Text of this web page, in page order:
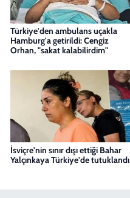
Türkiye'den ambulans uçakla
Hamburg'a getirildi: Cengiz
Orhan, "sakat kalabilirdim"
İsviçre'nin sınır dışı ettiği Bahar
Yalçınkaya Türkiye'de tutuklandı